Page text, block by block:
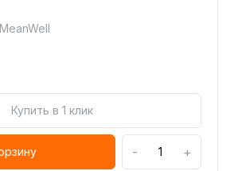
Купить в 1 клик
- +